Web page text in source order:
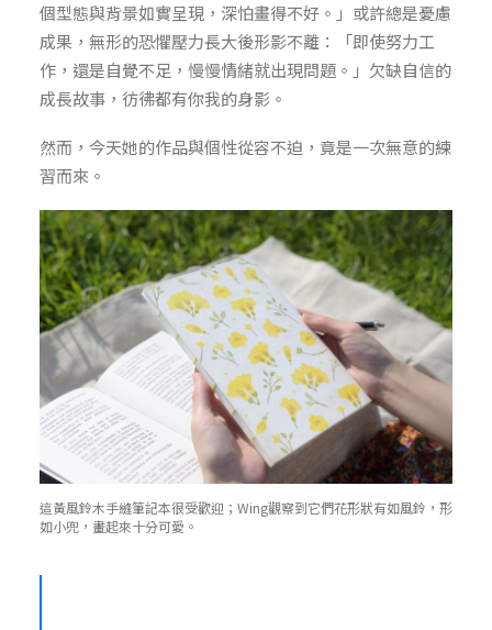
個型態與背景如實呈現，深怕畫得不好。」或許總是憂慮
成果，無形的恐懼壓力長大後形影不離：「即使努力工
作，還是自覺不足，慢慢情緒就出現問題。」欠缺自信的
成長故事，彷彿都有你我的身影。
然而，今天她的作品與個性從容不迫，竟是一次無意的練
習而來。
這黃風鈴木手縫筆記本很受歡迎；Wing觀察到它們花形狀有如風鈴，形
如小兜，畫起來十分可愛。